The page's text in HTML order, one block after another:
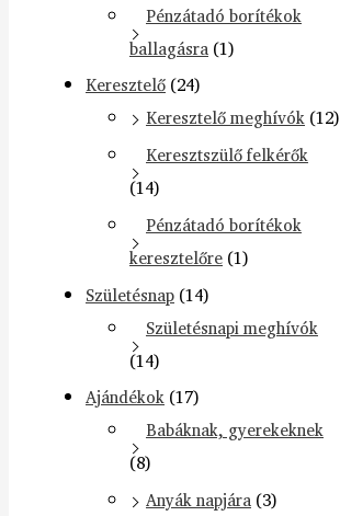
Pénzátadó borítékok
ballagásra (1)
Keresztelő (24)
Keresztelő meghívók (12)
Keresztszülő felkérők
(14)
Pénzátadó borítékok
keresztelőre (1)
Születésnap (14)
Születésnapi meghívók
(14)
Ajándékok (17)
Babáknak, gyerekeknek
(8)
Anyák napjára (3)